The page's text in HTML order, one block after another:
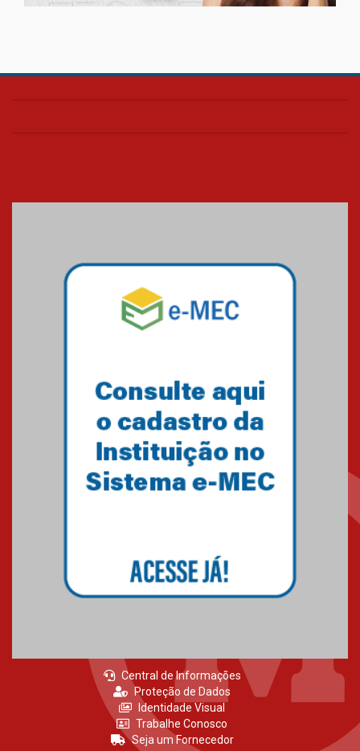
Central de Informações
Proteção de Dados
Identidade Visual
Trabalhe Conosco
Seja um Fornecedor